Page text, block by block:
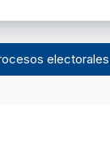
electorales